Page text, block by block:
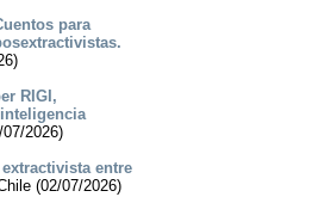
para
RIGI,
2026)
entre
(02/07/2026)